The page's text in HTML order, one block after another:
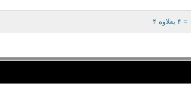
= ۴ بعلاوه ۴